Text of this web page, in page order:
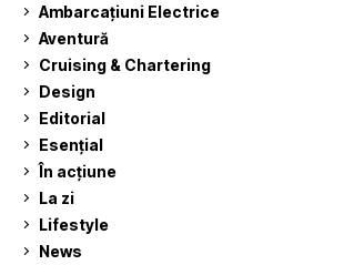
Ambarcațiuni Electrice
Aventură
Cruising & Chartering
Design
Editorial
Esențial
În acțiune
La zi
Lifestyle
News